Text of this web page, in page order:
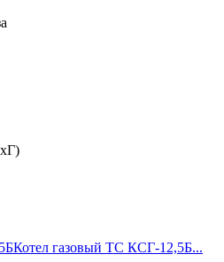
Котел газовый ТС КСГ-12,5Б...